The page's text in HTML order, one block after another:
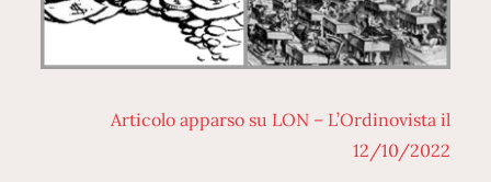
Articolo apparso su LON – L’Ordinovista il
12/10/2022